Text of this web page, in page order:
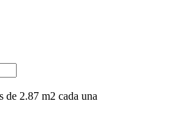
de 2.87 m2 cada una